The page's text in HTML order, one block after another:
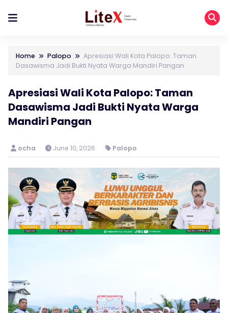
Home Palopo
Apresiasi Wali Kota Palopo: Taman
Dasawisma Jadi Bukti Nyata Warga Mandiri Pangan
Apresiasi Wali Kota Palopo: Taman
Dasawisma Jadi Bukti Nyata Warga
Mandiri Pangan
ocha June 10, 2026 Palopo